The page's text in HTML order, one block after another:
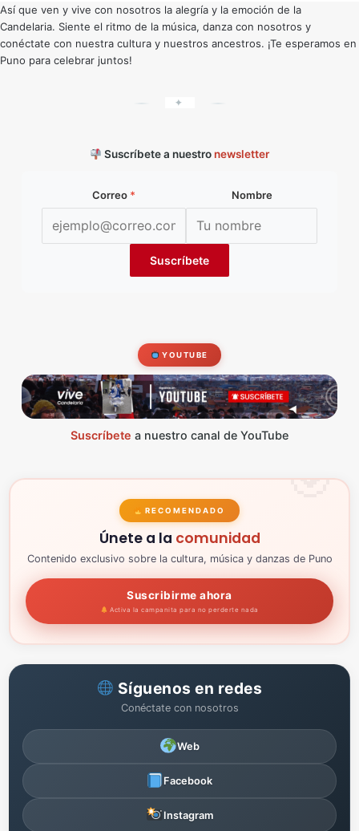
Así que ven y vive con nosotros la alegría y la emoción de la
Candelaria. Siente el ritmo de la música, danza con nosotros y
conéctate con nuestra cultura y nuestros ancestros. ¡Te esperamos en
Puno para celebrar juntos!
✦
Suscríbete a nuestro newsletter
Correo * Nombre
YOUTUBE
Suscríbete a nuestro canal de YouTube
RECOMENDADO
Únete a la comunidad
Contenido exclusivo sobre la cultura, música y danzas de Puno
Suscribirme ahora
Activa la campanita para no perderte nada
Síguenos en redes
Conéctate con nosotros
Web
Facebook
Instagram